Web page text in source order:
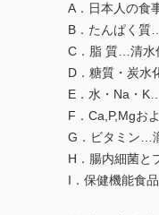
A．日本人の食
B．たんぱく質
C．脂 質…清水
D．糖質・炭水
E．水・Na・
F．Ca,P,Mgお
G．ビタミン…
H．腸内細菌と
I．保健機能食